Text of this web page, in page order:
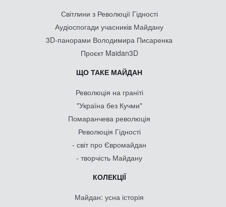
Світлини з Революції Гідності
Аудіоспогади учасників Майдану
3D-панорами Володимира Писаренка
Проєкт Maidan3D
ЩО ТАКЕ МАЙДАН
Революція на граніті
"Україна без Кучми"
Помаранчева революція
Революція Гідності
- світ про Євромайдан
- творчість Майдану
КОЛЕКЦІЇ
Майдан: усна історія